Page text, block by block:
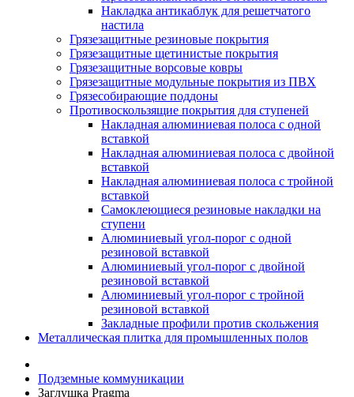
Накладка антикаблук для решетчатого
настила
Грязезащитные резиновые покрытия
Грязезащитные щетинистые покрытия
Грязезащитные ворсовые ковры
Грязезащитные модульные покрытия из ПВХ
Грязесобирающие поддоны
Противоскользящие покрытия для ступеней
Накладная алюминиевая полоса с одной
вставкой
Накладная алюминиевая полоса с двойной
вставкой
Накладная алюминиевая полоса с тройной
вставкой
Самоклеющиеся резиновые накладки на
ступени
Алюминиевый угол-порог с одной
резиновой вставкой
Алюминиевый угол-порог с двойной
резиновой вставкой
Алюминиевый угол-порог с тройной
резиновой вставкой
Закладные профили против скольжения
Металлическая плитка для промышленных полов
Подземные коммуникации
Заглушка Pragma